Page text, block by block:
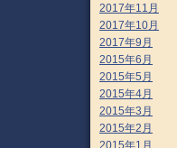
2017年11月
2017年10月
2017年9月
2015年6月
2015年5月
2015年4月
2015年3月
2015年2月
2015年1月